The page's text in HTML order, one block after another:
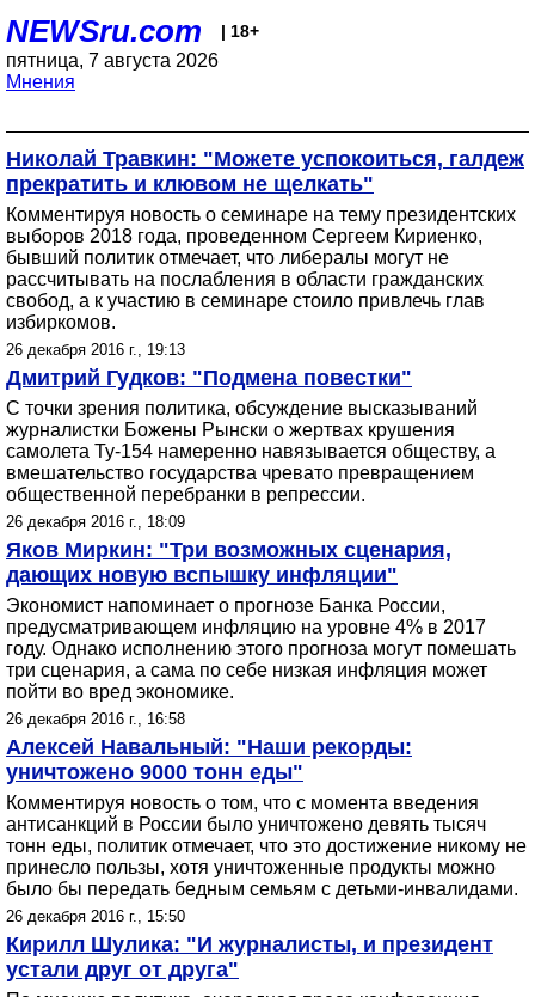
NEWSru.com | 18+
пятница, 7 августа 2026
Мнения
Николай Травкин: "Можете успокоиться, галдеж
прекратить и клювом не щелкать"
Комментируя новость о семинаре на тему президентских
выборов 2018 года, проведенном Сергеем Кириенко,
бывший политик отмечает, что либералы могут не
рассчитывать на послабления в области гражданских
свобод, а к участию в семинаре стоило привлечь глав
избиркомов.
26 декабря 2016 г., 19:13
Дмитрий Гудков: "Подмена повестки"
С точки зрения политика, обсуждение высказываний
журналистки Божены Рынски о жертвах крушения
самолета Ту-154 намеренно навязывается обществу, а
вмешательство государства чревато превращением
общественной перебранки в репрессии.
26 декабря 2016 г., 18:09
Яков Миркин: "Три возможных сценария,
дающих новую вспышку инфляции"
Экономист напоминает о прогнозе Банка России,
предусматривающем инфляцию на уровне 4% в 2017
году. Однако исполнению этого прогноза могут помешать
три сценария, а сама по себе низкая инфляция может
пойти во вред экономике.
26 декабря 2016 г., 16:58
Алексей Навальный: "Наши рекорды:
уничтожено 9000 тонн еды"
Комментируя новость о том, что с момента введения
антисанкций в России было уничтожено девять тысяч
тонн еды, политик отмечает, что это достижение никому не
принесло пользы, хотя уничтоженные продукты можно
было бы передать бедным семьям с детьми-инвалидами.
26 декабря 2016 г., 15:50
Кирилл Шулика: "И журналисты, и президент
устали друг от друга"